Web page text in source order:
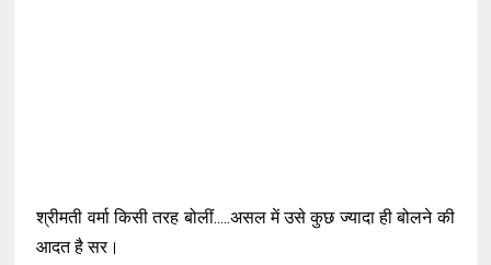
श्रीमती वर्मा किसी तरह बोलीं.....असल में उसे कुछ ज्यादा ही बोलने की
आदत है सर।